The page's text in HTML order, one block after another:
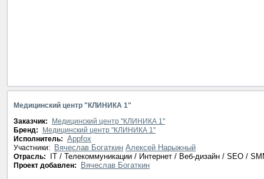
Медицинский центр "КЛИНИКА 1"
Заказчик:
Медицинский центр "КЛИНИКА 1"
Бренд:
Медицинский центр "КЛИНИКА 1"
Исполнитель: Appfox
Участники: Вячеслав Богаткин Алексей Нарыжный
Отрасль: IT / Телекоммуникации / Интернет / Веб-дизайн / SEO /
Проект добавлен: Вячеслав Богаткин